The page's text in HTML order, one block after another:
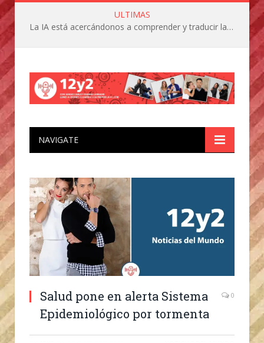
ULTIMAS
La IA está acercándonos a comprender y traducir las vocalizaciones y comportamientos de nuestras mascotas
NAVIGATE
Salud pone en alerta Sistema
Epidemiológico por tormenta
0